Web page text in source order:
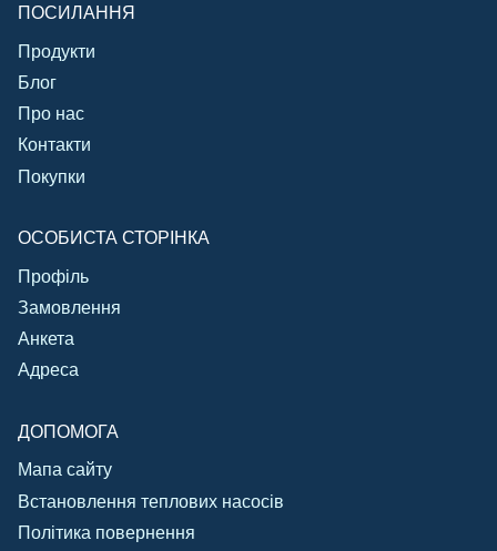
ПОСИЛАННЯ
Продукти
Блог
Про нас
Контакти
Покупки
ОСОБИСТА СТОРІНКА
Профіль
Замовлення
Анкета
Адреса
ДОПОМОГА
Мапа сайту
Встановлення теплових насосів
Політика повернення